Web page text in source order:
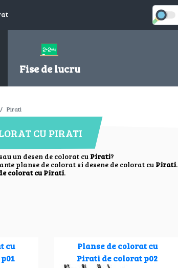
Fise de lucru
Pirati
CU PIRATI
un desen de colorat cu Pirati?
planse de colorat si desene de colorat cu Pirati.
colorat cu Pirati.
cu
Planse de colorat cu
Pirati de colorat p02